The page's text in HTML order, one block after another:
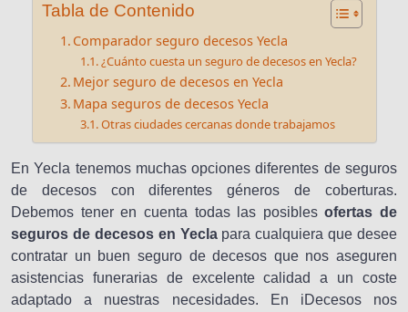
Tabla de Contenido
Comparador seguro decesos Yecla
¿Cuánto cuesta un seguro de decesos en Yecla?
Mejor seguro de decesos en Yecla
Mapa seguros de decesos Yecla
Otras ciudades cercanas donde trabajamos
En Yecla tenemos muchas opciones diferentes de seguros
de decesos con diferentes géneros de coberturas.
Debemos tener en cuenta todas las posiblesofertas de
seguros de decesos en Yeclapara cualquiera que desee
contratar un buen seguro de decesos que nos aseguren
asistencias funerarias de excelente calidad a un coste
adaptado a nuestras necesidades. En iDecesos nos